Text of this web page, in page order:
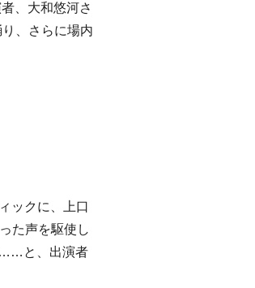
、大和悠河さ
、さらに場内
ックに、上口
た声を駆使し
……と、出演者